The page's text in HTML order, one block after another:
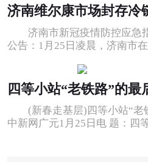
济南市新冠疫情防控应急
公告：1月25日凌晨，济南市
四等小站“老铁路”的最
(新春走基层)四等小站“
中新网广元1月25日电 题：四